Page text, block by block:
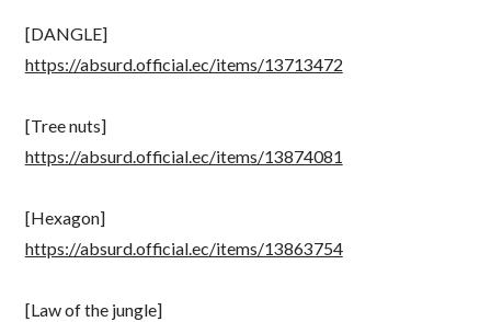
[DANGLE]
https://absurd.official.ec/items/13713472
[Tree nuts]
https://absurd.official.ec/items/13874081
[Hexagon]
https://absurd.official.ec/items/13863754
[Law of the jungle]